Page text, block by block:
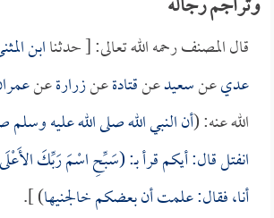
قال المصنف رحمه الله تعالى: [ حدثناابن
عديعنسعيدعنقتادةعنزرارةعن
الله عنه: (أن النبي الله صلى الله عليه وسلم
انفتل قال: أيكم قرأ بـ: (سَبِّحِ اسْمَ رَبِّكَ
أنا، فقال: علمت أن بعضكم خالجنيها) ].